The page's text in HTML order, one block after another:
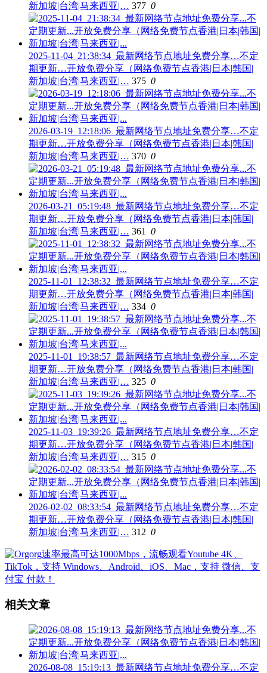
新加坡|台湾|马来西亚|… 377 0
2025-11-04_21:38:34_最新网络节点地址免费分享…不定
期更新…开放免费分享（网络免费节点香港|日本|韩国|
新加坡|台湾|马来西亚|… 375 0
2026-03-19_12:18:06_最新网络节点地址免费分享…不定
期更新…开放免费分享（网络免费节点香港|日本|韩国|
新加坡|台湾|马来西亚|… 370 0
2026-03-21_05:19:48_最新网络节点地址免费分享…不定
期更新…开放免费分享（网络免费节点香港|日本|韩国|
新加坡|台湾|马来西亚|… 361 0
2025-11-01_12:38:32_最新网络节点地址免费分享…不定
期更新…开放免费分享（网络免费节点香港|日本|韩国|
新加坡|台湾|马来西亚|… 334 0
2025-11-01_19:38:57_最新网络节点地址免费分享…不定
期更新…开放免费分享（网络免费节点香港|日本|韩国|
新加坡|台湾|马来西亚|… 325 0
2025-11-03_19:39:26_最新网络节点地址免费分享…不定
期更新…开放免费分享（网络免费节点香港|日本|韩国|
新加坡|台湾|马来西亚|… 315 0
2026-02-02_08:33:54_最新网络节点地址免费分享…不定
期更新…开放免费分享（网络免费节点香港|日本|韩国|
新加坡|台湾|马来西亚|… 312 0
相关文章
2026-08-08_15:19:13_最新网络节点地址免费分享…不定